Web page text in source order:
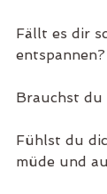
Fällt es dir
entspannen?
Brauchst
Fühlst du
müde und